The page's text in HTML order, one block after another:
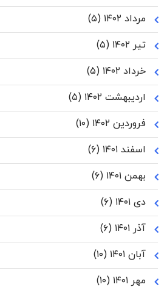
مرداد ۱۴۰۲
(۵)
تیر ۱۴۰۲
(۵)
خرداد ۱۴۰۲
(۵)
اردیبهشت ۱۴۰۲
(۵)
فروردین ۱۴۰۲
(۱۰)
اسفند ۱۴۰۱
(۶)
بهمن ۱۴۰۱
(۶)
دی ۱۴۰۱
(۶)
آذر ۱۴۰۱
(۶)
آبان ۱۴۰۱
(۱۰)
مهر ۱۴۰۱
(۱۰)